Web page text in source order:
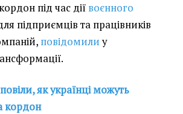
під час дії воєнного
підприємців та працівників
повідомилиу
як українці можуть
кордон